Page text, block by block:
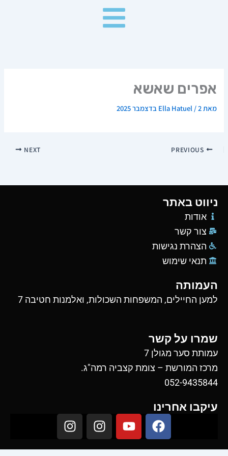
אפרים שאשא
מאת Ella Hatuel /2 בדצמבר 2025
NEXT
ניווט באתר
אודות
צור קשר
הצהרת נגישות
תנאי שימוש
העמותה
למען החיילים, המשפחות השכולות, ואלמנות חטיבה 7
שמרו על קשר
עמותת סער מגולן 7
מרכז המורשת – צומת קצביה רמה"ג.
052-9435844
עיקבו אחרינו
F
a
c
Y
o
u
I
n
s
I
n
s